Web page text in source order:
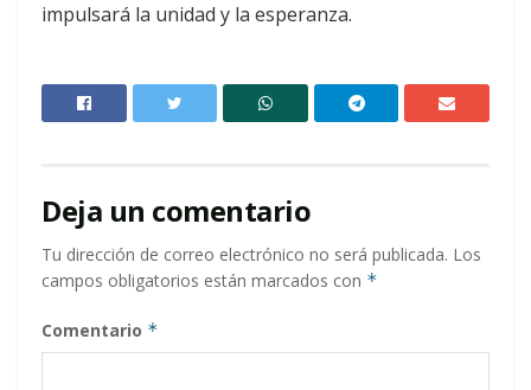
impulsará la unidad y la esperanza.
Deja un comentario
Tu dirección de correo electrónico no será publicada. Los
campos obligatorios están marcados con *
Comentario *